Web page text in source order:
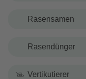
Rasensamen
Rasendünger
Vertikutierer